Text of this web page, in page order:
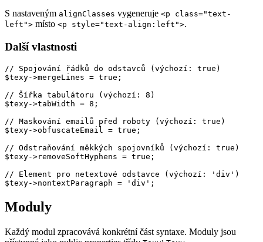
S nastaveným alignClasses vygeneruje <p class="text-
left"> místo <p style="text-align:left">.
Další vlastnosti
// Spojování řádků do odstavců (výchozí: true)
$texy->mergeLines = true;
// Šířka tabulátoru (výchozí: 8)
$texy->tabWidth = 8;
// Maskování emailů před roboty (výchozí: true)
$texy->obfuscateEmail = true;
// Odstraňování měkkých spojovníků (výchozí: true)
$texy->removeSoftHyphens = true;
// Element pro netextové odstavce (výchozí: 'div')
Moduly
Každý modul zpracovává konkrétní část syntaxe. Moduly jsou